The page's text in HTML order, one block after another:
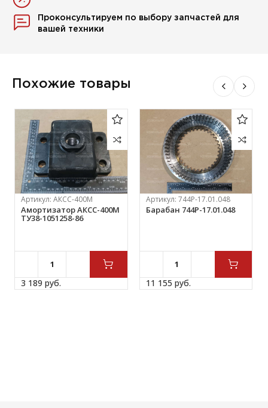
Проконсультируем по выбору запчастей для
вашей техники
Похожие товары
Артикул:АКСС-400М
Амортизатор АКСС-400М
ТУ38-1051258-86
3 189 руб.
Артикул: 744Р-17.01.048
Барабан 744Р-17.01.048
11 155 руб.